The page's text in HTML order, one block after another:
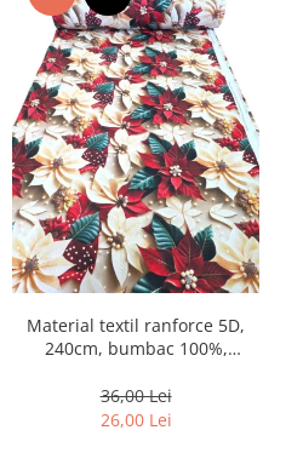
Material textil ranforce 5D,
240cm, bumbac 100%,
36,00 Lei
26,00 Lei